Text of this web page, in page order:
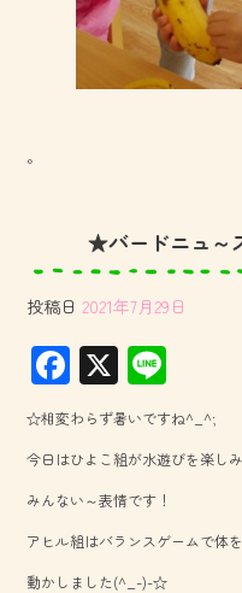
。
★バードニュ～
投稿日 2021年7月29日
F
ac
e
b
o
ok
X
ne
☆相変わらず暑いですね^_^;
今日はひよこ組が水遊びを楽し
みんない～表情です！
アヒル組はバランスゲームで体を
動かしました(^_-)-☆